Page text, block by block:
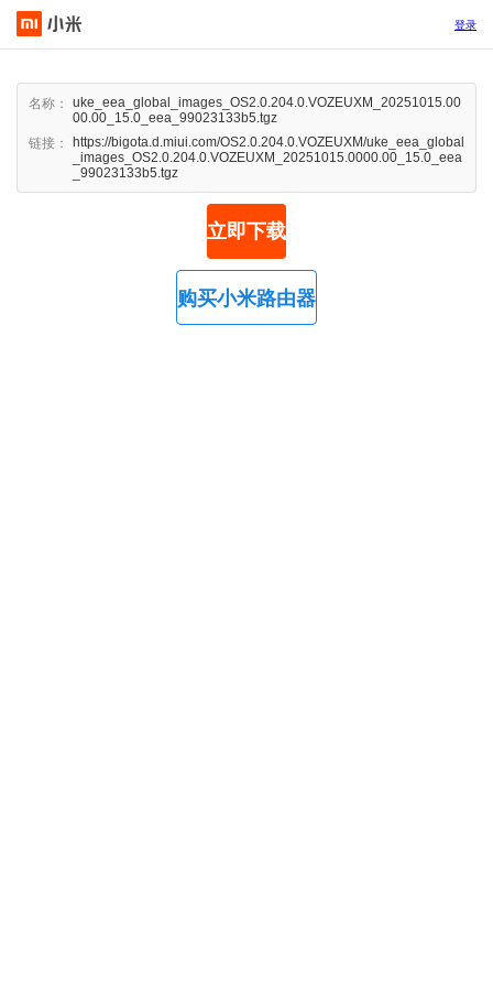
登录
名称：
uke_eea_global_images_OS2.0.204.0.VOZEUXM_20251015.00
00.00_15.0_eea_99023133b5.tgz
链接：
https://bigota.d.miui.com/OS2.0.204.0.VOZEUXM/uke_eea_global
_images_OS2.0.204.0.VOZEUXM_20251015.0000.00_15.0_eea
_99023133b5.tgz
立即下载
购买小米路由器